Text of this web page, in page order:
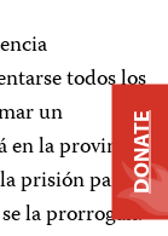
todos los
un
en la provincia.
prisión para
la prorrogan.
DONATE